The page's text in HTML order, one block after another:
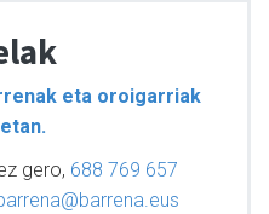
eta oroigarriak
gero, 688 769 657